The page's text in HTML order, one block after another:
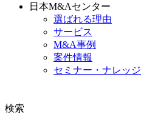
日本M&Aセンター
選ばれる理由
サービス
M&A事例
案件情報
セミナー・ナレッジ
検索